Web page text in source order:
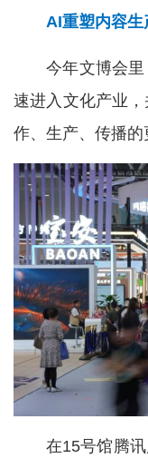
AI重塑内容生
今年文博会
速进入文化产业
作、生产、传播的
在15号馆腾